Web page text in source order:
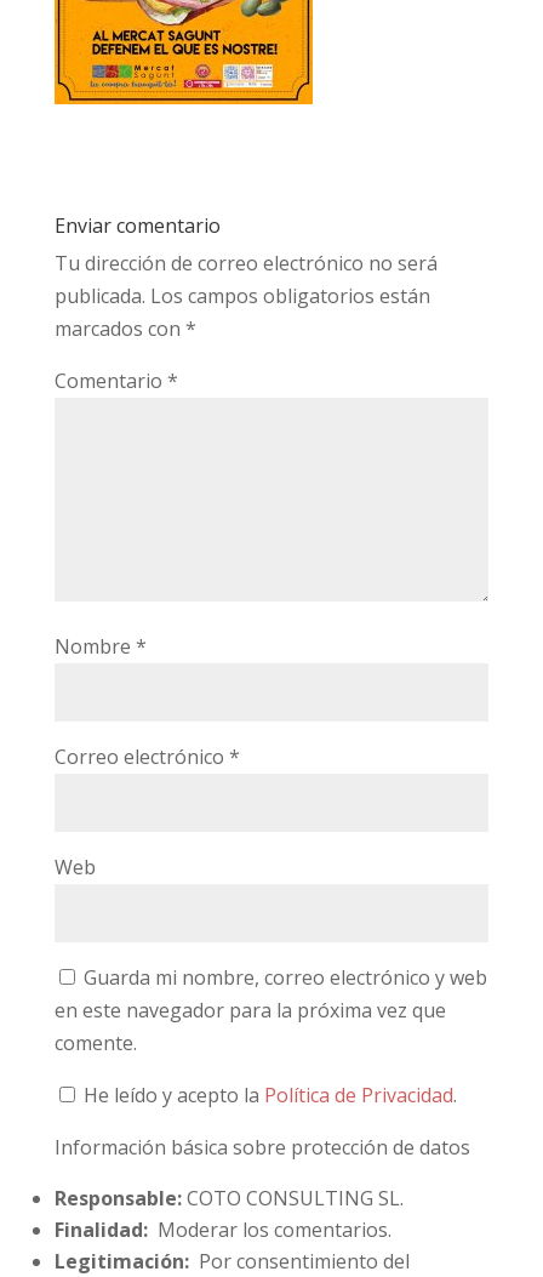
Enviar comentario
Tu dirección de correo electrónico no será
publicada. Los campos obligatorios están
marcados con *
Comentario *
Nombre *
Correo electrónico *
Web
Guarda mi nombre, correo electrónico y web
en este navegador para la próxima vez que
comente.
He leído y acepto la Política de Privacidad.
Información básica sobre protección de datos
Responsable:COTO CONSULTING SL.
Finalidad:Moderar los comentarios.
Legitimación:Por consentimiento del